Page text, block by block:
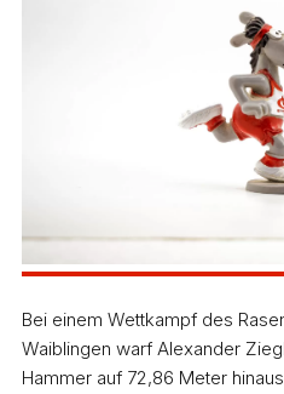
Bei einem Wettkampf des
Waiblingen warf Alexander
Hammer auf 72,86 Meter